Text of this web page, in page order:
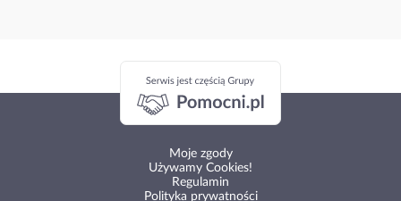
Moje zgody
Używamy Cookies!
Regulamin
Polityka prywatności